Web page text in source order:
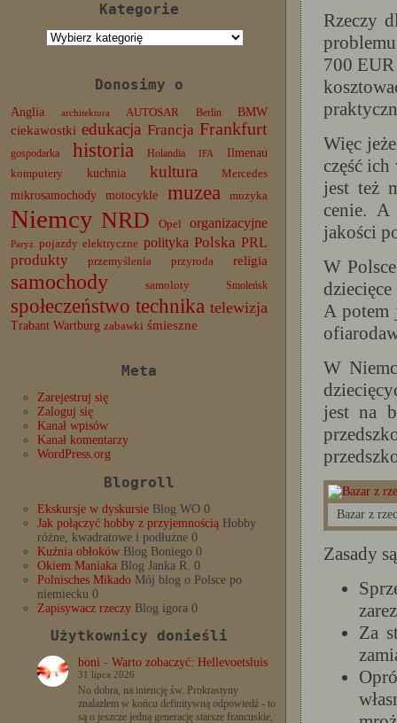
Kategorie
Kategorie
Donosimy o
Anglia architektura AUTOSAR Berlin BMW
ciekawostki edukacja Francja Frankfurt
gospodarka historia Holandia IFA
Ilmenau
komputery
kuchnia kultura Mercedes
mikrosamochody motocykle muzea muzyka
Niemcy NRD Opel organizacyjne
Paryż pojazdy elektryczne polityka Polska PRL
produkty
przemyślenia przyroda religia
samochody samoloty Smoleńsk
społeczeństwo technika telewizja
Trabant Wartburg zabawki śmieszne
Meta
Zarejestruj się
Zaloguj się
Kanał wpisów
Kanał komentarzy
WordPress.org
Blogroll
Ekskursje w dyskursie Blog WO 0
Jak połączyć hobby z przyjemnością Hobby
różne, kwadratowe i podłużne 0
Kuźnia obłoków Blog Boniego 0
Okiem Maniaka Blog Janka R. 0
Polnisches Mikado Mój blog o Polsce po
niemiecku 0
Zapisywacz rzeczy Blog igora 0
Użytkownicy donieśli
boni- Warto zobaczyć: Hellevoetsluis
31 lipca 2026
No dobra, na intencję św. Prokrastyny
znalazłem w końcu definitywną odpowiedź - to
są o jeszcze jedną generację starsze francuskie,
Rzeczy
700
Więc
część
jest też
cenie. A
jakości
W
A potem
W
jest na
Bazar z
Zasady
Za